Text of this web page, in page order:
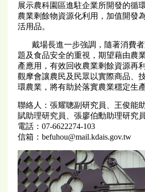
展示農科園區進駐企業所開發的循
農業剩餘物資源化利用，加值開發
活用品。
戴場長進一步強調，隨著消費者
題及食品安全的重視，期望藉由農
產應用，有效回收農業剩餘資源再
觀摩會讓農民及民眾以實際商品、
環農業，將有助於落實農業穩定生
聯絡人：張耀聰副研究員、王俊能
賦助理研究員、張廖伯勳助理研究員
電話：07-6622274-103
信箱：befuhou@mail.kdais.gov.tw